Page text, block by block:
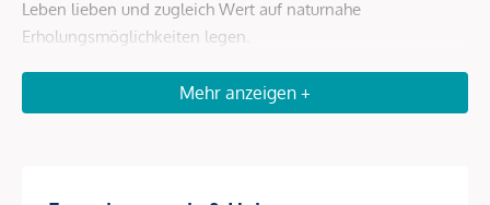
Leben lieben und zugleich Wert auf naturnahe
Erholungsmöglichkeiten legen.
Mit Wohnflächen zwischen 29 und 78 m² ist für jede
Lebensphase das Passende dabei – ob gemütliche
Mehr anzeigen +